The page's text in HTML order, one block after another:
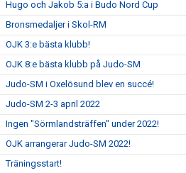
Hugo och Jakob 5:a i Budo Nord Cup
Bronsmedaljer i Skol-RM
OJK 3:e bästa klubb!
OJK 8:e bästa klubb på Judo-SM
Judo-SM i Oxelösund blev en succé!
Judo-SM 2-3 april 2022
Ingen "Sörmlandsträffen" under 2022!
OJK arrangerar Judo-SM 2022!
Träningsstart!